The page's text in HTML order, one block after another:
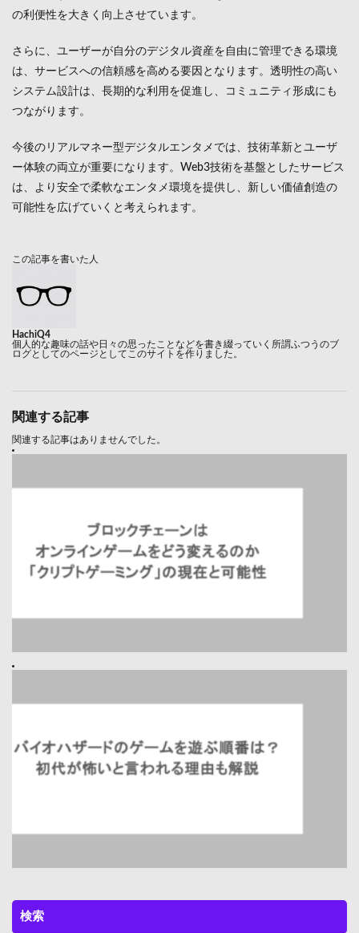
の利便性を大きく向上させています。
さらに、ユーザーが自分のデジタル資産を自由に管理できる環境
は、サービスへの信頼感を高める要因となります。透明性の高い
システム設計は、長期的な利用を促進し、コミュニティ形成にも
つながります。
今後のリアルマネー型デジタルエンタメでは、技術革新とユーザ
ー体験の両立が重要になります。Web3技術を基盤としたサービス
は、より安全で柔軟なエンタメ環境を提供し、新しい価値創造の
可能性を広げていくと考えられます。
この記事を書いた人
HachiQ4
個人的な趣味の話や日々の思ったことなどを書き綴っていく所謂ふつうのブ
ログとしてのページとしてこのサイトを作りました。
関連する記事
関連する記事はありませんでした。
検索